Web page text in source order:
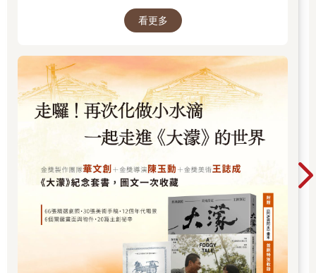
胞、一些乳腺細胞以及各種細菌，而且充滿活性酵素。這些酵素
有些浮游在鮮乳中，有些則嵌在脂肪球膜裡，巴氏殺菌法（詳見
留的酵素活性，代表加熱處理不完全。經巴氏殺菌法處理過的牛
乳，活細胞或活性酵素分子變得很少，因此較有把握它不會含有
細菌，不致引發食物中毒，而且也較穩定，比生乳更不易走味。
不過活性對傳統的乳酪製造相當重要，因為這有助於乳酪熟成、
牛乳的乳白色來自微小的脂肪球及蛋白質束，它們的大小足以折
蛋白質和許多微量成分。糖、脂肪和蛋白質顯然是最重要的成
分，我們稍後再仔細討論。我們先略述其他的成分。牛乳呈弱酸
性，酸鹼值介於6.5~6.7，蛋白質的特性深受酸性和鹽濃度的影
響，我們稍後將會解釋。脂肪球攜帶無色的維生素A 及其黃橙色
的前驅物胡蘿蔔素，而胡蘿蔔素可在綠色飼草中找到，形成牛乳
和奶油的原色。各種動物能將胡蘿蔔素轉變為維生素A的程度不
一，更賽牛與娟姍牛能轉換的不多，因此產出顏色特別的金黃色
看更多